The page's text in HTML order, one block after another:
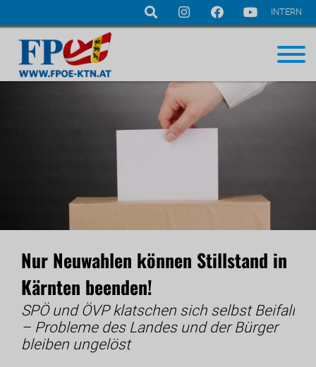
INTERN
Nur Neuwahlen können Stillstand in
Kärnten beenden!
SPÖ und ÖVP klatschen sich selbst Beifall
– Probleme des Landes und der Bürger
bleiben ungelöst